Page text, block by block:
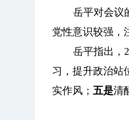
岳平对会议
党性意识较强，
岳平指出 ， 2
习，提升政治站
实作风； 五是清